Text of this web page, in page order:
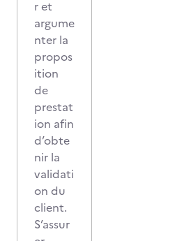
r et
argume
nter la
propos
ition
de
prestat
ion afin
d’obte
nir la
validati
on du
client.
S’assur